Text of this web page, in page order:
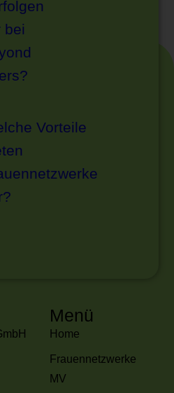
bei
Vorteile
Menü
Home
Frauennetzwerke
MV